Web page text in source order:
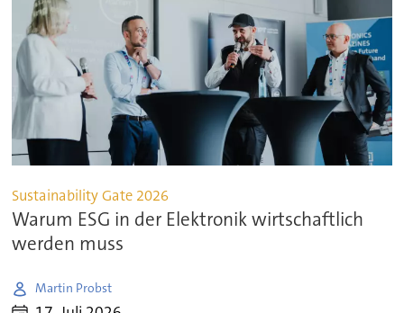
Sustainability Gate 2026
Warum ESG in der Elektronik wirtschaftlich
werden muss
Martin Probst